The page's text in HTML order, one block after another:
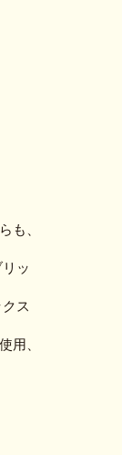
も、
ッ
ス
用、